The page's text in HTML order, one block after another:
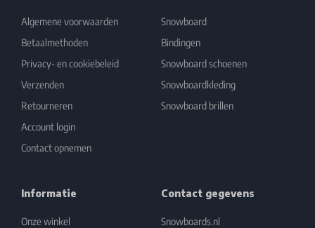
Algemene voorwaarden
Betaalmethoden
Privacy- en cookiebeleid
Verzenden
Retourneren
Account login
Contact opnemen
Snowboard
Bindingen
Snowboard schoenen
Snowboardkleding
Snowboard brillen
Informatie
Onze winkel
Contact gegevens
Snowboards.nl